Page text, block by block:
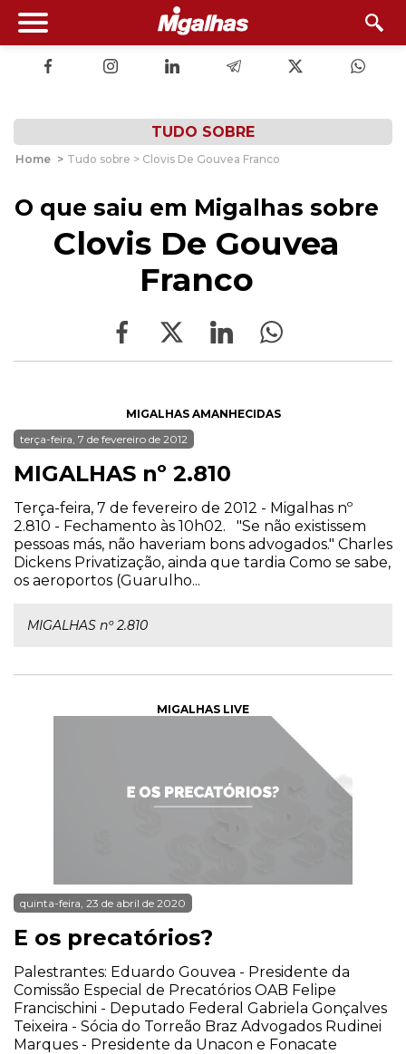
TUDO SOBRE
Home > Tudo sobre > Clovis De Gouvea Franco
O que saiu em Migalhas sobre
Clovis De Gouvea
Franco
MIGALHAS AMANHECIDAS
terça-feira, 7 de fevereiro de 2012
MIGALHAS nº 2.810
Terça-feira, 7 de fevereiro de 2012 - Migalhas nº
2.810 - Fechamento às 10h02. "Se não existissem
pessoas más, não haveriam bons advogados." Charles
Dickens Privatização, ainda que tardia Como se sabe,
os aeroportos (Guarulho...
MIGALHAS nº 2.810
MIGALHAS LIVE
quinta-feira, 23 de abril de 2020
E os precatórios?
Palestrantes: Eduardo Gouvea - Presidente da
Comissão Especial de Precatórios OAB Felipe
Francischini - Deputado Federal Gabriela Gonçalves
Teixeira - Sócia do Torreão Braz Advogados Rudinei
Marques - Presidente da Unacon e Fonacate